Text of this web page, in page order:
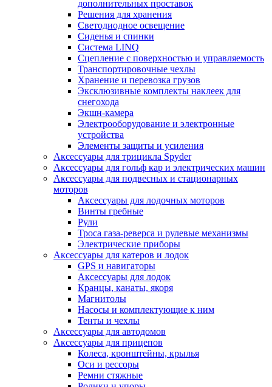
дополнительных проставок
Решения для хранения
Светодиодное освещение
Сиденья и спинки
Система LINQ
Сцепление с поверхностью и управляемость
Транспортировочные чехлы
Хранение и перевозка грузов
Эксклюзивные комплекты наклеек для
снегохода
Экшн-камера
Электрооборудование и электронные
устройства
Элементы защиты и усиления
Аксессуары для трицикла Spyder
Аксессуары для гольф кар и электрических машин
Аксессуары для подвесных и стационарных
моторов
Аксессуары для лодочных моторов
Винты гребные
Рули
Троса газа-реверса и рулевые механизмы
Электрические приборы
Аксессуары для катеров и лодок
GPS и навигаторы
Аксессуары для лодок
Кранцы, канаты, якоря
Магнитолы
Насосы и комплектующие к ним
Тенты и чехлы
Аксессуары для автодомов
Аксессуары для прицепов
Колеса, кронштейны, крылья
Оси и рессоры
Ремни стяжные